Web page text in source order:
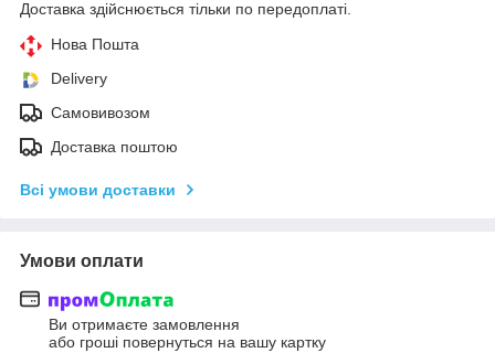
Доставка здійснюється тільки по передоплаті.
Нова Пошта
Delivery
Самовивозом
Доставка поштою
Всі умови доставки
Умови оплати
Ви отримаєте замовлення
або гроші повернуться на вашу картку